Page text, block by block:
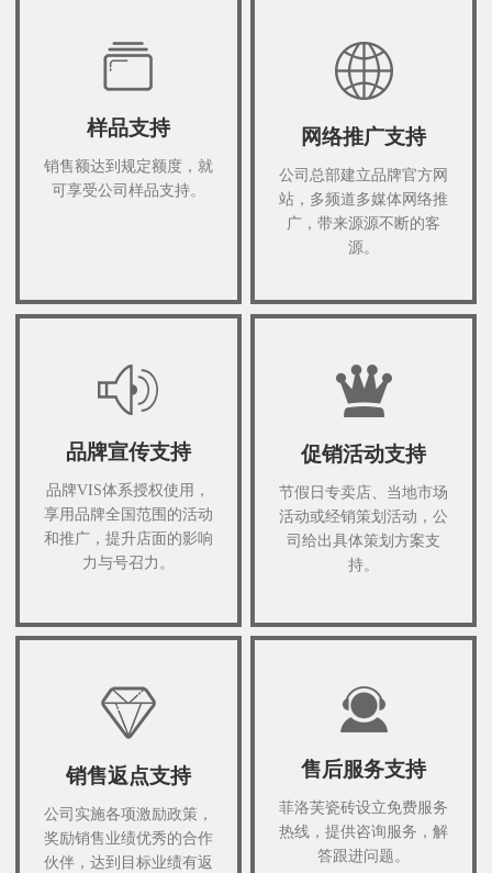
样品支持
销售额达到规定额度，就
可享受公司样品支持。
网络推广支持
公司总部建立品牌官方网
站，多频道多媒体网络推
广，带来源源不断的客
源。
品牌宣传支持
品牌VIS体系授权使用，
享用品牌全国范围的活动
和推广，提升店面的影响
力与号召力。
促销活动支持
节假日专卖店、当地市场
活动或经销策划活动，公
司给出具体策划方案支
持。
销售返点支持
公司实施各项激励政策，
奖励销售业绩优秀的合作
伙伴，达到目标业绩有返
售后服务支持
菲洛芙瓷砖设立免费服务
热线，提供咨询服务，解
答跟进问题。